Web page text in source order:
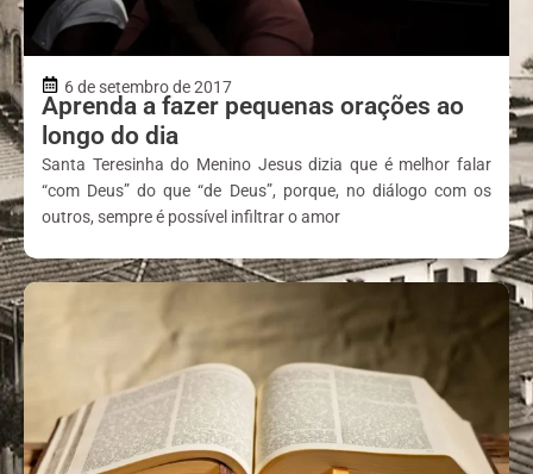
6 de setembro de 2017
Aprenda a fazer pequenas orações ao
longo do dia
Santa Teresinha do Menino Jesus dizia que é melhor falar
“com Deus” do que “de Deus”, porque, no diálogo com os
outros, sempre é possível infiltrar o amor